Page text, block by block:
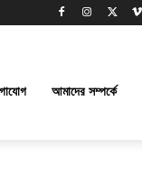
আমাদের সম্পর্কে